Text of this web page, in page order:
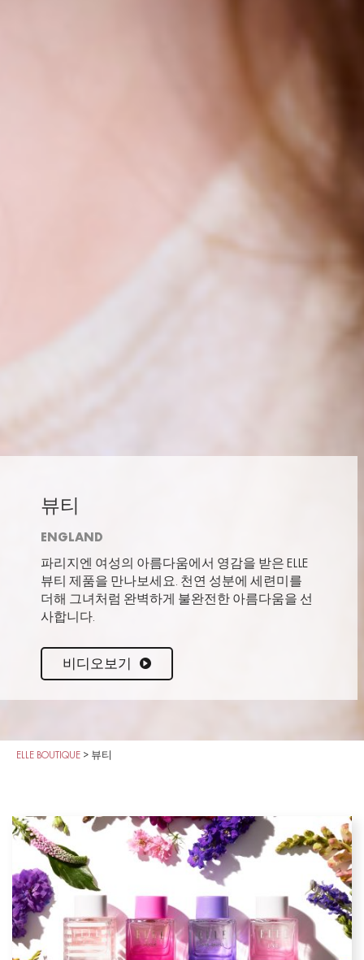
뷰티
ENGLAND
파리지엔 여성의 아름다움에서 영감을 받은 ELLE
뷰티 제품을 만나보세요. 천연 성분에 세련미를
더해 그녀처럼 완벽하게 불완전한 아름다움을 선
사합니다.
비디오보기
ELLE BOUTIQUE > 뷰티